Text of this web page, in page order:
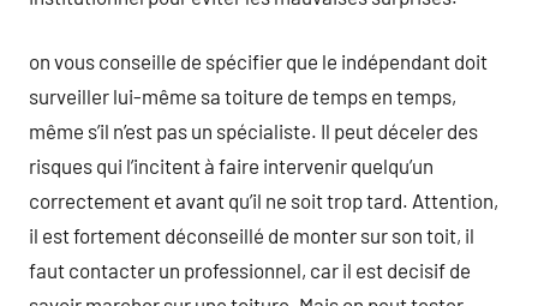
on vous conseille de spécifier que le indépendant doit
surveiller lui-même sa toiture de temps en temps,
même s’il n’est pas un spécialiste. Il peut déceler des
risques qui l’incitent à faire intervenir quelqu’un
correctement et avant qu’il ne soit trop tard. Attention,
il est fortement déconseillé de monter sur son toit, il
faut contacter un professionnel, car il est decisif de